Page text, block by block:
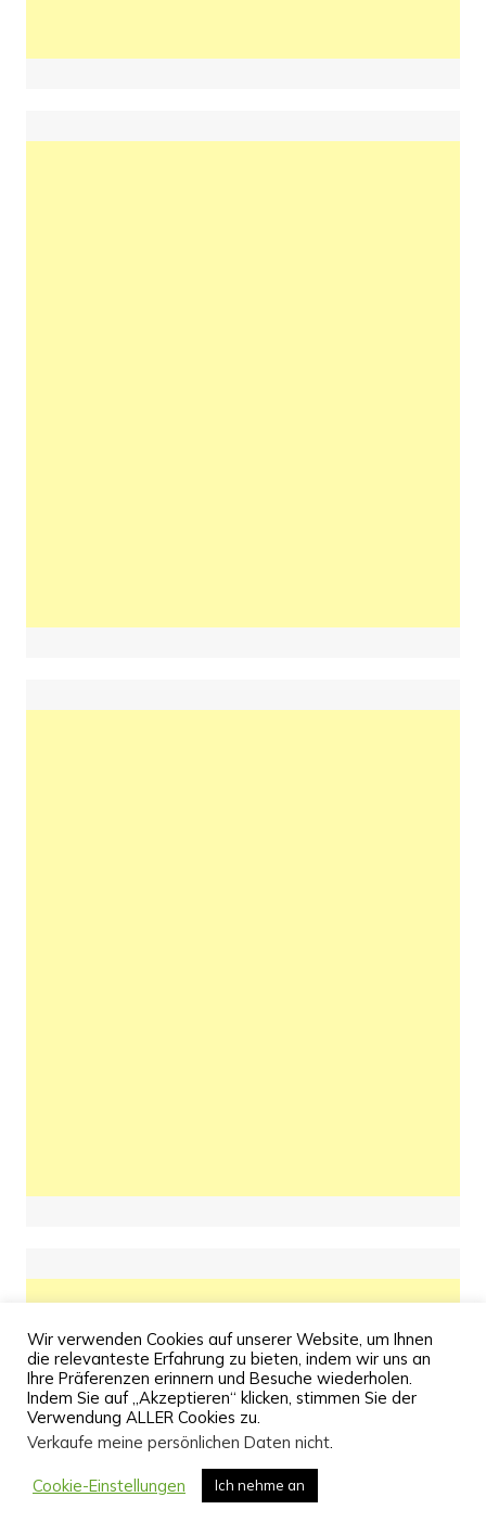
Wir verwenden Cookies auf unserer Website, um Ihnen
die relevanteste Erfahrung zu bieten, indem wir uns an
Ihre Präferenzen erinnern und Besuche wiederholen.
Indem Sie auf „Akzeptieren“ klicken, stimmen Sie der
Verwendung ALLER Cookies zu.
Verkaufe meine persönlichen Daten nicht.
Cookie-Einstellungen Ich nehme an